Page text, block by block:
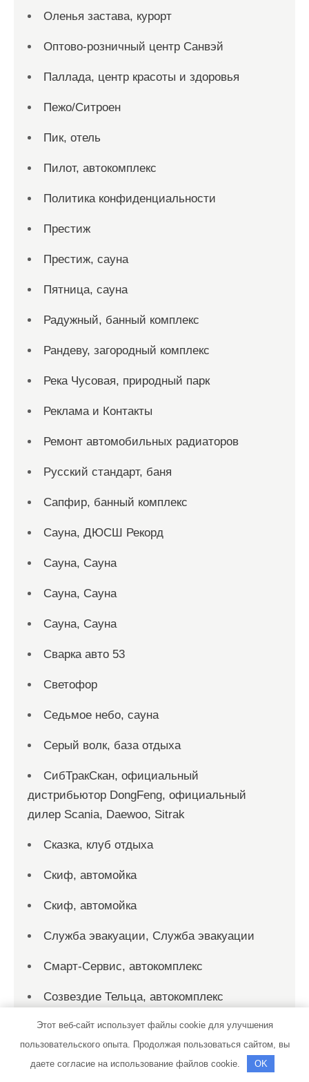
Оленья застава, курорт
Оптово-розничный центр Санвэй
Паллада, центр красоты и здоровья
Пежо/Ситроен
Пик, отель
Пилот, автокомплекс
Политика конфиденциальности
Престиж
Престиж, сауна
Пятница, сауна
Радужный, банный комплекс
Рандеву, загородный комплекс
Река Чусовая, природный парк
Реклама и Контакты
Ремонт автомобильных радиаторов
Русский стандарт, баня
Сапфир, банный комплекс
Сауна, ДЮСШ Рекорд
Сауна, Сауна
Сауна, Сауна
Сауна, Сауна
Сварка авто 53
Светофор
Седьмое небо, сауна
Серый волк, база отдыха
СибТракСкан, официальный
дистрибьютор DongFeng, официальный
дилер Scania, Daewoo, Sitrak
Сказка, клуб отдыха
Скиф, автомойка
Скиф, автомойка
Служба эвакуации, Служба эвакуации
Смарт-Сервис, автокомплекс
Созвездие Тельца, автокомплекс
СТО
Этот веб-сайт использует файлы cookie для улучшения
пользовательского опыта. Продолжая пользоваться сайтом, вы
даете согласие на использование файлов cookie.
OK